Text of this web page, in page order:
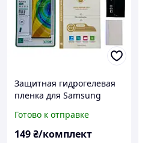
Защитная гидрогелевая
пленка для Samsung
на экран (Прозрачная)
Глянцевая
Готово к отправке
149₴/комплект